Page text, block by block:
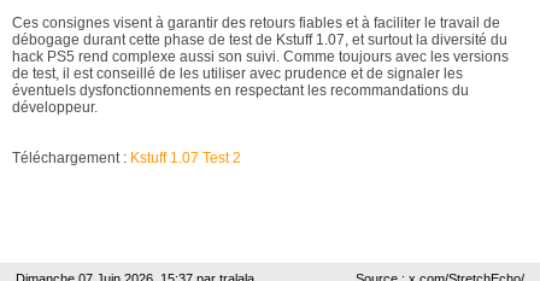
Ces consignes visent à garantir des retours fiables et à faciliter le travail de
débogage durant cette phase de test de Kstuff 1.07, et surtout la diversité du
hack PS5 rend complexe aussi son suivi. Comme toujours avec les versions
de test, il est conseillé de les utiliser avec prudence et de signaler les
éventuels dysfonctionnements en respectant les recommandations du
développeur.
Téléchargement : Kstuff 1.07 Test 2